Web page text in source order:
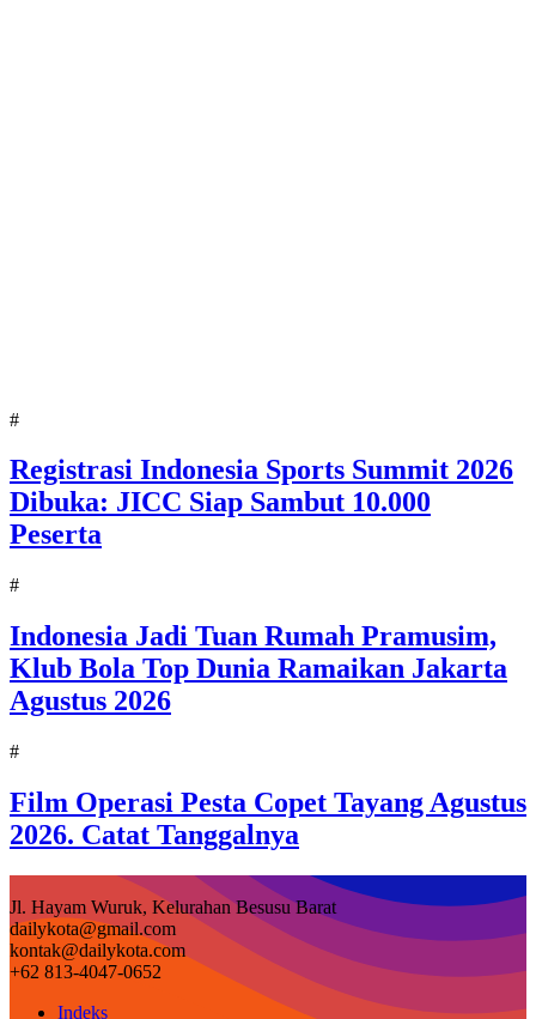
#
Registrasi Indonesia Sports Summit 2026
Dibuka: JICC Siap Sambut 10.000
Peserta
#
Indonesia Jadi Tuan Rumah Pramusim,
Klub Bola Top Dunia Ramaikan Jakarta
Agustus 2026
#
Film Operasi Pesta Copet Tayang Agustus
2026. Catat Tanggalnya
Jl. Hayam Wuruk, Kelurahan Besusu Barat
dailykota@gmail.com
kontak@dailykota.com
+62 813-4047-0652
Indeks